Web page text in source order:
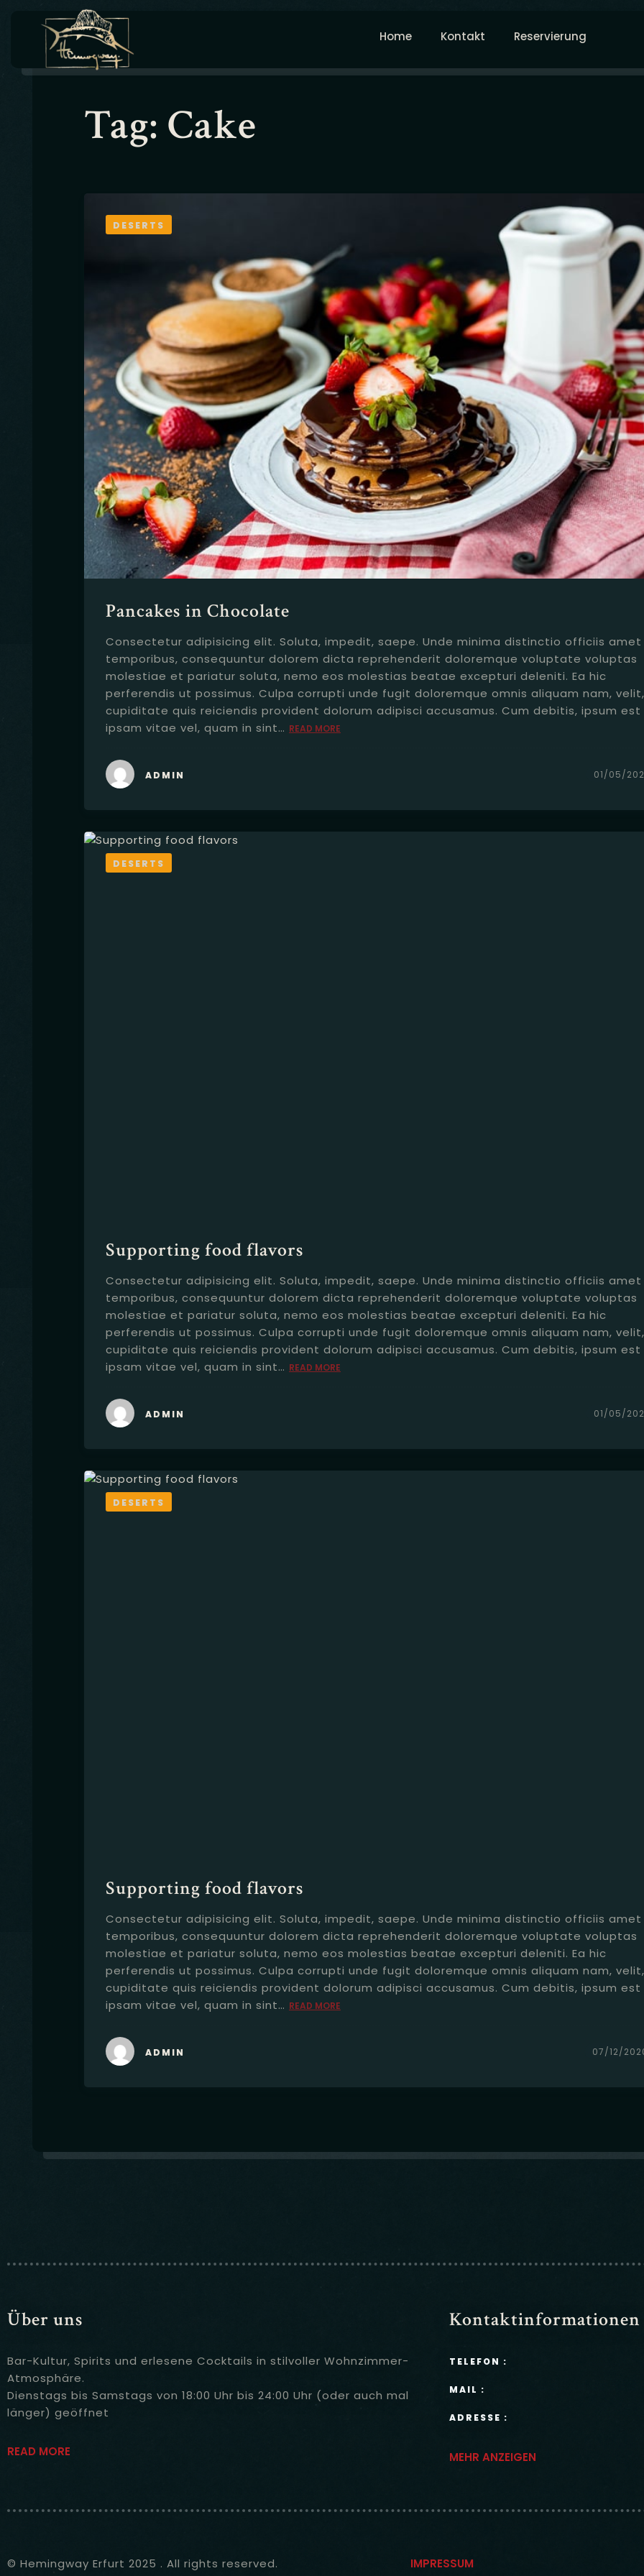
Home Kontakt Reservierung
Tag: Cake
DESERTS
Pancakes in Chocolate
Consectetur adipisicing elit. Soluta, impedit, saepe. Unde minima distinctio officiis amet
temporibus, consequuntur dolorem dicta reprehenderit doloremque voluptate voluptas
molestiae et pariatur soluta, nemo eos molestias beatae excepturi deleniti. Ea hic
perferendis ut possimus. Culpa corrupti unde fugit doloremque omnis aliquam nam, velit,
cupiditate quis reiciendis provident dolorum adipisci accusamus. Cum debitis, ipsum est
ipsam vitae vel, quam in sint… READ MORE
ADMIN 01/05/
DESERTS
Supporting food flavors
Consectetur adipisicing elit. Soluta, impedit, saepe. Unde minima distinctio officiis amet
temporibus, consequuntur dolorem dicta reprehenderit doloremque voluptate voluptas
molestiae et pariatur soluta, nemo eos molestias beatae excepturi deleniti. Ea hic
perferendis ut possimus. Culpa corrupti unde fugit doloremque omnis aliquam nam, velit,
cupiditate quis reiciendis provident dolorum adipisci accusamus. Cum debitis, ipsum est
ipsam vitae vel, quam in sint… READ MORE
ADMIN 01/05/
DESERTS
Supporting food flavors
Consectetur adipisicing elit. Soluta, impedit, saepe. Unde minima distinctio officiis amet
temporibus, consequuntur dolorem dicta reprehenderit doloremque voluptate voluptas
molestiae et pariatur soluta, nemo eos molestias beatae excepturi deleniti. Ea hic
perferendis ut possimus. Culpa corrupti unde fugit doloremque omnis aliquam nam, velit,
cupiditate quis reiciendis provident dolorum adipisci accusamus. Cum debitis, ipsum est
ipsam vitae vel, quam in sint… READ MORE
ADMIN 07/12/
Über uns
Bar-Kultur, Spirits und erlesene Cocktails in stilvoller Wohnzimmer-
Atmosphäre.
Dienstags bis Samstags von 18:00 Uhr bis 24:00 Uhr (oder auch mal
länger) geöffnet
READ MORE
Kontaktinformationen
TELEFON :
MAIL :
ADRESSE :
MEHR ANZEIGEN
© Hemingway Erfurt 2025 . All rights reserved. IMPRESSUM